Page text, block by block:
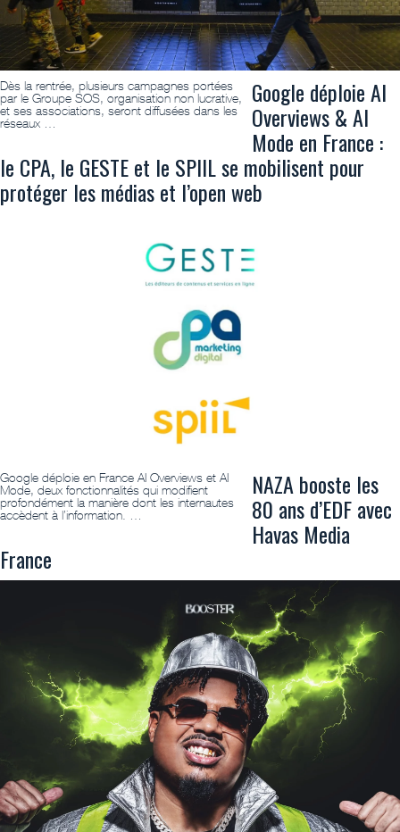
Dès la rentrée, plusieurs campagnes portées
par le Groupe SOS, organisation non lucrative,
et ses associations, seront diffusées dans les
réseaux …
Google déploie AI
Overviews & AI
Mode en France :
le CPA, le GESTE et le SPIIL se mobilisent pour
protéger les médias et l’open web
Google déploie en France AI Overviews et AI
Mode, deux fonctionnalités qui modifient
profondément la manière dont les internautes
accèdent à l’information. …
NAZA booste les
80 ans d’EDF avec
Havas Media
France